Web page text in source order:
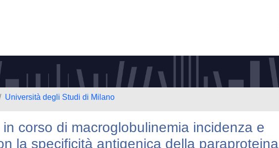
Università degli Studi di Milano
corso di macroglobulinemia incidenza e
la specificità antigenica della paraproteina